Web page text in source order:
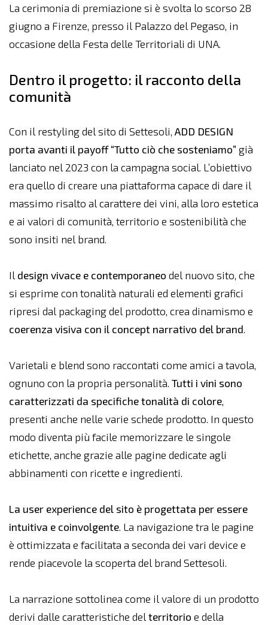
La cerimonia di premiazione si è svolta lo scorso 28
giugno a Firenze, presso il Palazzo del Pegaso, in
occasione della Festa delle Territoriali di UNA.
Dentro il progetto: il racconto della
comunità
Con il restyling del sito di Settesoli, ADD DESIGN
porta avanti il payoff “Tutto ciò che sosteniamo” già
lanciato nel 2023 con la campagna social. L’obiettivo
era quello di creare una piattaforma capace di dare il
massimo risalto al carattere dei vini, alla loro estetica
e ai valori di comunità, territorio e sostenibilità che
sono insiti nel brand.
Il design vivace e contemporaneo del nuovo sito, che
si esprime con tonalità naturali ed elementi grafici
ripresi dal packaging del prodotto, crea dinamismo e
coerenza visiva con il concept narrativo del brand.
Varietali e blend sono raccontati come amici a tavola,
ognuno con la propria personalità. Tutti i vini sono
caratterizzati da specifiche tonalità di colore,
presenti anche nelle varie schede prodotto. In questo
modo diventa più facile memorizzare le singole
etichette, anche grazie alle pagine dedicate agli
abbinamenti con ricette e ingredienti.
La user experience del sito è progettata per essere
intuitiva e coinvolgente. La navigazione tra le pagine
è ottimizzata e facilitata a seconda dei vari device e
rende piacevole la scoperta del brand Settesoli.
La narrazione sottolinea come il valore di un prodotto
derivi dalle caratteristiche del territorio e della